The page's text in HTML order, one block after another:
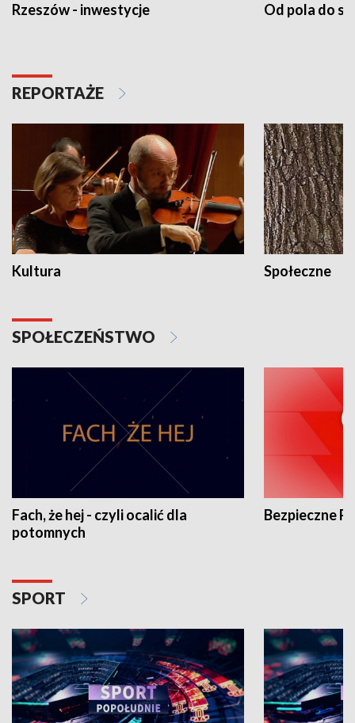
Rzeszów - inwestycje Od pola do
REPORTAŻE
Kultura Społeczne
SPOŁECZEŃSTWO
Fach, że hej - czyli ocalić dla
potomnych
Bezpieczne
SPORT